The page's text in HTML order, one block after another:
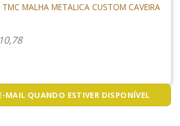
MALHA METALICA CUSTOM CAVEIRA
MAIL QUANDO ESTIVER DISPONÍVEL